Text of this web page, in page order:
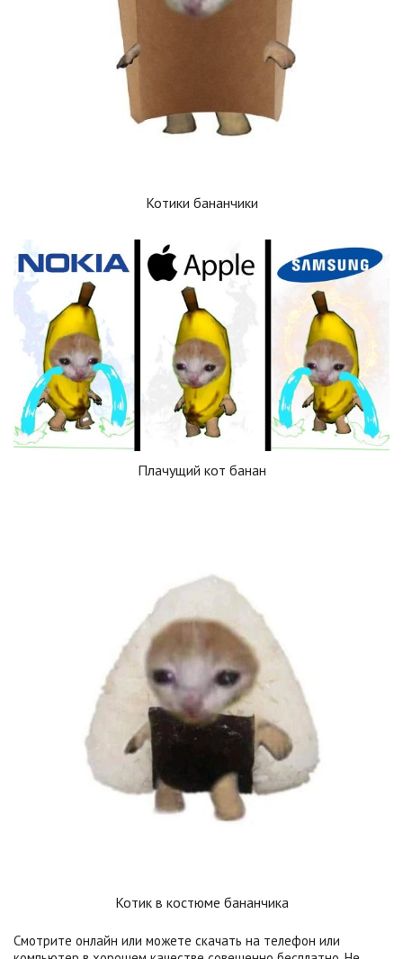
Котики бананчики
Плачущий кот банан
Котик в костюме бананчика
Смотрите онлайн или можете скачать на телефон или